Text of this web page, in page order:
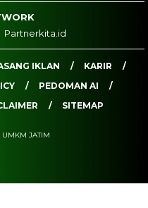
Partnerkita.id
IKLAN
KARIR
PEDOMAN AI
SITEMAP
UMKM JATIM